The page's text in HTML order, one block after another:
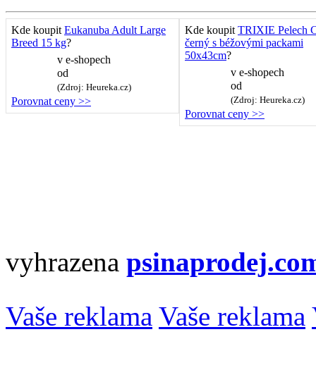
Kde koupit Eukanuba Adult Large
Breed 15 kg?
v e-shopech
od
(Zdroj: Heureka.cz)
Porovnat ceny >>
Kde koupit TRIXIE Pelech
černý s béžovými packami
50x43cm?
v e-shopech
od
(Zdroj: Heureka.cz)
Porovnat ceny >>
vyhrazena
Vaše reklama Vaše reklama